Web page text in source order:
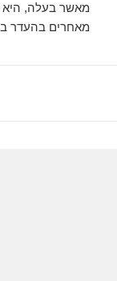
מאשר בעלה,
מאחרים בהעדר